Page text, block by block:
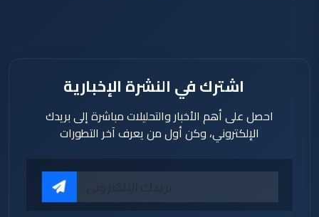
اشترك في النشرة الإخبارية
احصل على أهم الأخبار والتحليلات مباشرة إلى بريدك
الإلكتروني، وكن أول من يعرف آخر التطورات